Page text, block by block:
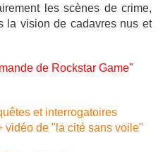
les scènes de crime,
la vision de cadavres nus et
de Rockstar Game"
et interrogatoires
vidéo de "la cité sans voile"